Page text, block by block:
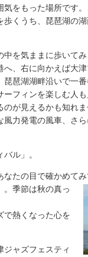
をもった場所です
くうち、琵琶湖の
を気ままに歩いて
、右に向かえば大
琶湖湖畔沿いで一
フィンを楽しむ人
が見えるかも知れ
力発電の風車、さ
ル」。
なたの目で確かめて
。季節は秋の真っ
で熱くなった心を
ャズフェスティ